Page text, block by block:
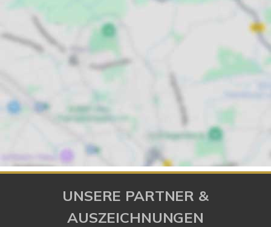
UNSERE PARTNER &
AUSZEICHNUNGEN